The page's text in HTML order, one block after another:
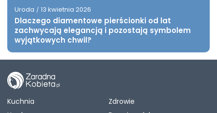
Uroda / 13 kwietnia 2026
Dlaczego diamentowe pierścionki od lat
zachwycają elegancją i pozostają symbolem
wyjątkowych chwil?
Kuchnia
Zdrowie